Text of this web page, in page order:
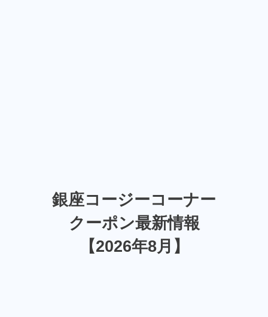
銀座コージーコーナー
クーポン最新情報
【2026年8月】